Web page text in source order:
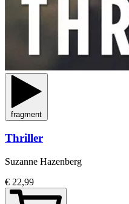
fragment
Thriller
Suzanne Hazenberg
€ 22,99